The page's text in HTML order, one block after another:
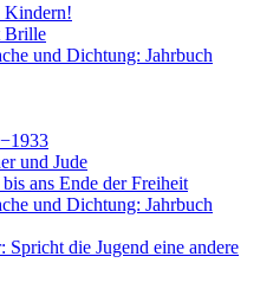
Kindern!
Brille
und Dichtung: Jahrbuch
und Jude
ans Ende der Freiheit
und Dichtung: Jahrbuch
die Jugend eine andere